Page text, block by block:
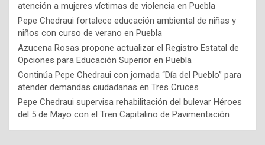
atención a mujeres víctimas de violencia en Puebla
Pepe Chedraui fortalece educación ambiental de niñas y
niños con curso de verano en Puebla
Azucena Rosas propone actualizar el Registro Estatal de
Opciones para Educación Superior en Puebla
Continúa Pepe Chedraui con jornada “Día del Pueblo” para
atender demandas ciudadanas en Tres Cruces
Pepe Chedraui supervisa rehabilitación del bulevar Héroes
del 5 de Mayo con el Tren Capitalino de Pavimentación